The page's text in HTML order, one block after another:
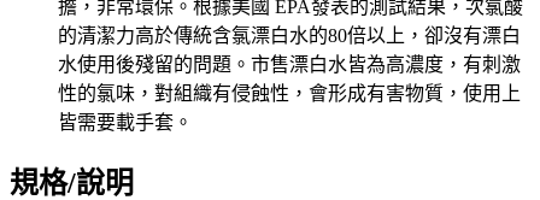
擔，非常環保。根據美國 EPA發表的測試結果，次氯酸
的清潔力高於傳統含氯漂白水的80倍以上，卻沒有漂白
水使用後殘留的問題。市售漂白水皆為高濃度，有刺激
性的氯味，對組織有侵蝕性，會形成有害物質，使用上
皆需要載手套。
規格/說明